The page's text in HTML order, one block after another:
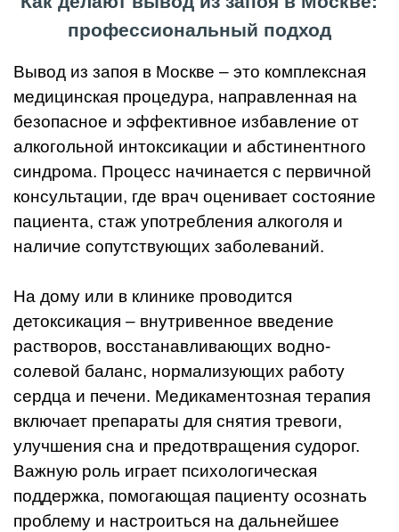
профессиональный подход
Вывод из запоя в Москве – это комплексная
медицинская процедура, направленная на
безопасное и эффективное избавление от
алкогольной интоксикации и абстинентного
синдрома. Процесс начинается с первичной
консультации, где врач оценивает состояние
пациента, стаж употребления алкоголя и
наличие сопутствующих заболеваний.
На дому или в клинике проводится
детоксикация – внутривенное введение
растворов, восстанавливающих водно-
солевой баланс, нормализующих работу
сердца и печени. Медикаментозная терапия
включает препараты для снятия тревоги,
улучшения сна и предотвращения судорог.
Важную роль играет психологическая
поддержка, помогающая пациенту осознать
проблему и настроиться на дальнейшее